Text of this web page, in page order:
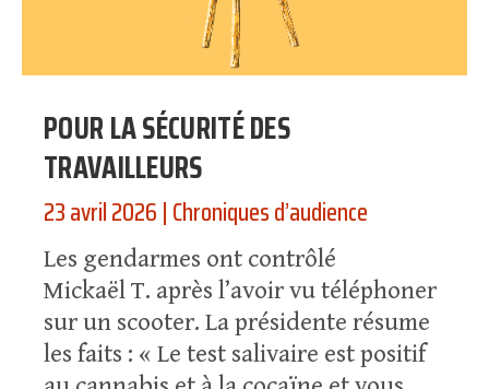
POUR LA SÉCURITÉ DES
TRAVAILLEURS
23 avril 2026|Chroniques d’audience
Les gendarmes ont contrôlé
Mickaël T. après l’avoir vu téléphoner
sur un scooter. La présidente résume
les faits : « Le test salivaire est positif